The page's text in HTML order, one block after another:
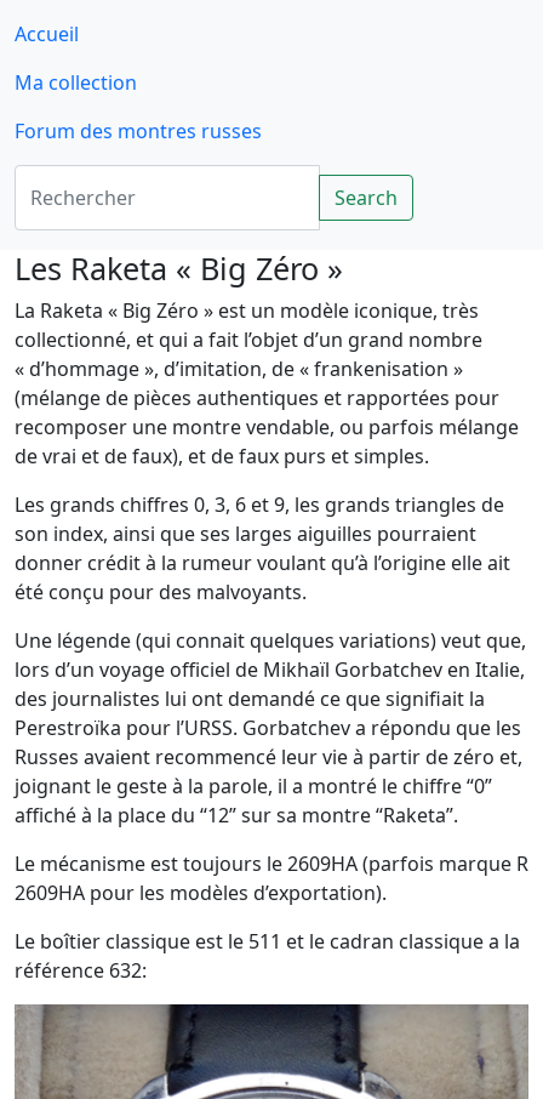
Accueil
Ma collection
Forum des montres russes
Rechercher
Search
Les Raketa « Big Zéro »
La Raketa « Big Zéro » est un modèle iconique, très
collectionné, et qui a fait l’objet d’un grand nombre
« d’hommage », d’imitation, de « frankenisation »
(mélange de pièces authentiques et rapportées pour
recomposer une montre vendable, ou parfois mélange
de vrai et de faux), et de faux purs et simples.
Les grands chiffres 0, 3, 6 et 9, les grands triangles de
son index, ainsi que ses larges aiguilles pourraient
donner crédit à la rumeur voulant qu’à l’origine elle ait
été conçu pour des malvoyants.
Une légende (qui connait quelques variations) veut que,
lors d’un voyage officiel de Mikhaïl Gorbatchev en Italie,
des journalistes lui ont demandé ce que signifiait la
Perestroïka pour l’URSS. Gorbatchev a répondu que les
Russes avaient recommencé leur vie à partir de zéro et,
joignant le geste à la parole, il a montré le chiffre “0”
affiché à la place du “12” sur sa montre “Raketa”.
Le mécanisme est toujours le 2609HA (parfois marque R
2609HA pour les modèles d’exportation).
Le boîtier classique est le 511 et le cadran classique a la
référence 632: